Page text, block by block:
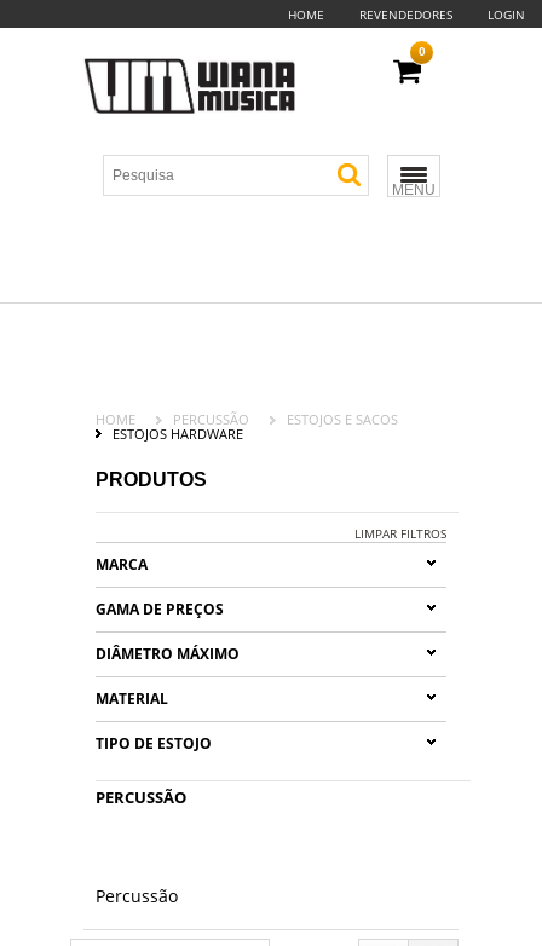
HOME REVENDEDORES LOGIN
MENU
0
HOME PERCUSSÃO
ESTOJOS E SACOS
ESTOJOS HARDWARE
PRODUTOS
LIMPAR FILTROS
MARCA
GAMA DE PREÇOS
DIÂMETRO MÁXIMO
MATERIAL
TIPO DE ESTOJO
PERCUSSÃO
Percussão